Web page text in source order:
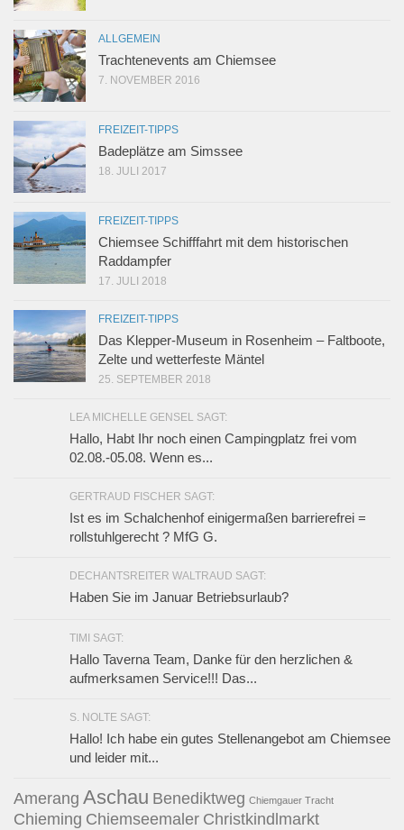
ALLGEMEIN
Trachtenevents am Chiemsee
7. NOVEMBER 2016
FREIZEIT-TIPPS
Badeplätze am Simssee
18. JULI 2017
FREIZEIT-TIPPS
Chiemsee Schifffahrt mit dem historischen
Raddampfer
17. JULI 2018
FREIZEIT-TIPPS
Das Klepper-Museum in Rosenheim – Faltboote,
Zelte und wetterfeste Mäntel
25. SEPTEMBER 2018
LEA MICHELLE GENSEL SAGT:
Hallo, Habt Ihr noch einen Campingplatz frei vom
02.08.-05.08. Wenn es...
GERTRAUD FISCHER SAGT:
Ist es im Schalchenhof einigermaßen barrierefrei =
rollstuhlgerecht ? MfG G.
DECHANTSREITER WALTRAUD SAGT:
Haben Sie im Januar Betriebsurlaub?
TIMI SAGT:
Hallo Taverna Team, Danke für den herzlichen &
aufmerksamen Service!!! Das...
S. NOLTE SAGT:
Hallo! Ich habe ein gutes Stellenangebot am Chiemsee
und leider mit...
Amerang Aschau Benediktweg Chiemgauer Tracht
Chieming Chiemseemaler Christkindlmarkt